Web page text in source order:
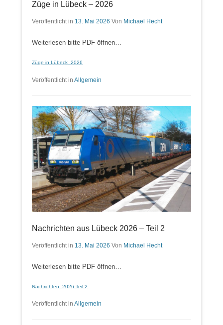
Züge in Lübeck – 2026
Veröffentlicht in 13. Mai 2026 Von Michael Hecht
Weiterlesen bitte PDF öffnen…
Züge in Lübeck_2026
Veröffentlicht in Allgemein
Nachrichten aus Lübeck 2026 – Teil 2
Veröffentlicht in 13. Mai 2026 Von Michael Hecht
Weiterlesen bitte PDF öffnen…
Nachrichten_2026-Teil 2
Veröffentlicht in Allgemein